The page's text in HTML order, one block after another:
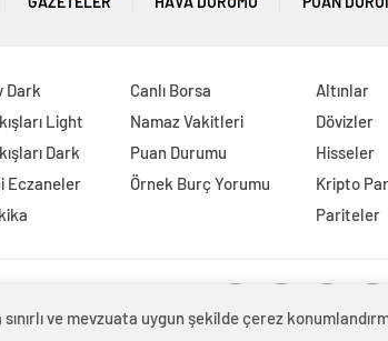
Dark
Light
Dark
Eczaneler
Canlı Borsa
Namaz Vakitleri
Puan Durumu
Örnek Burç Yorumu
Altınlar
Dövizler
Hisseler
Kripto
Pariteler
ve mevzuata uygun şekilde çerez